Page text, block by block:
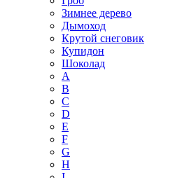
Зимнее дерево
Дымоход
Крутой снеговик
Купидон
Шоколад
A
B
C
D
E
F
G
H